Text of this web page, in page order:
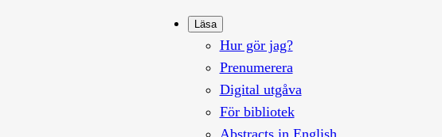
Läsa
Hur gör jag?
Prenumerera
Digital utgåva
För bibliotek